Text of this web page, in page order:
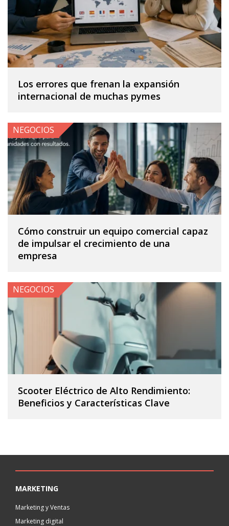
Los errores que frenan la expansión
internacional de muchas pymes
Cómo construir un equipo comercial capaz
de impulsar el crecimiento de una
empresa
NEGOCIOS
Scooter Eléctrico de Alto Rendimiento:
Beneficios y Características Clave
NEGOCIOS
MARKETING
Marketing y Ventas
Marketing digital